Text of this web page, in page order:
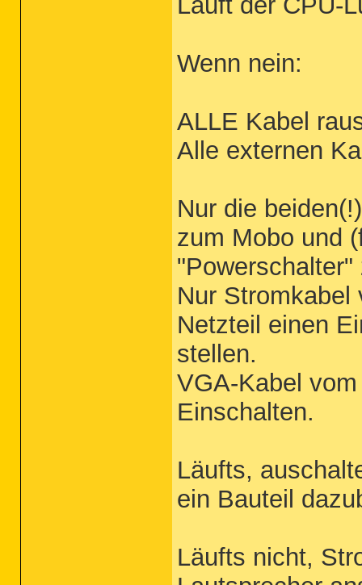
Wenn nein:
ALLE Kabel
Alle externen
Nur die
zum Mobo und
Nur
Netzteil einen
stellen.
VGA-Kabel
Einschalten.
Läufts,
ein Bauteil
Läufts nicht,